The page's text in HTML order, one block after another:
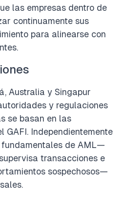
las empresas dentro de
continuamente sus
para alinearse con
Australia y Singapur
y regulaciones
se basan en las
GAFI. Independientemente
fundamentales de AML—
transacciones e
sospechosos—